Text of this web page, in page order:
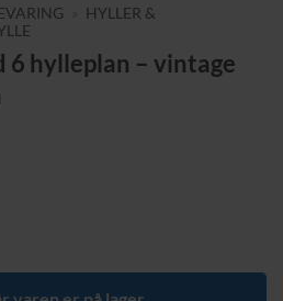
HYLLER &
6 hylleplan – vintage